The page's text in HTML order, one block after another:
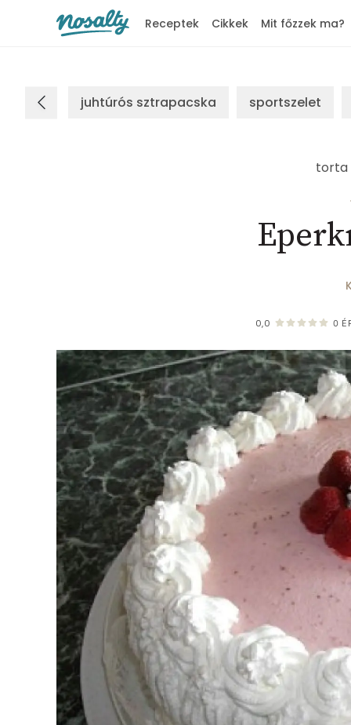
Receptek Cikkek Mit főzzek ma?
juhtúrós sztrapacska sportszelet
torta
0,0 0